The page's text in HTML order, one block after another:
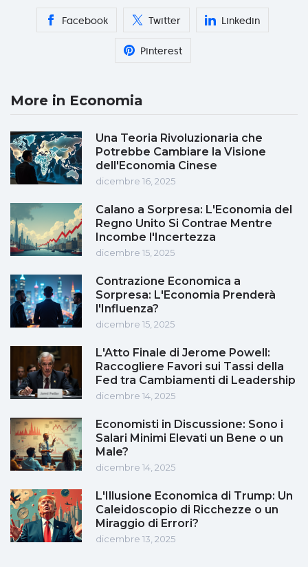
Facebook Twitter Linkedin
Pinterest
More in Economia
Una Teoria Rivoluzionaria che
Potrebbe Cambiare la Visione
dell'Economia Cinese
dicembre 16, 2025
Calano a Sorpresa: L'Economia del
Regno Unito Si Contrae Mentre
Incombe l'Incertezza
dicembre 15, 2025
Contrazione Economica a
Sorpresa: L'Economia Prenderà
l'Influenza?
dicembre 15, 2025
L'Atto Finale di Jerome Powell:
Raccogliere Favori sui Tassi della
Fed tra Cambiamenti di Leadership
dicembre 14, 2025
Economisti in Discussione: Sono i
Salari Minimi Elevati un Bene o un
Male?
dicembre 14, 2025
L'Illusione Economica di Trump: Un
Caleidoscopio di Ricchezze o un
Miraggio di Errori?
dicembre 13, 2025